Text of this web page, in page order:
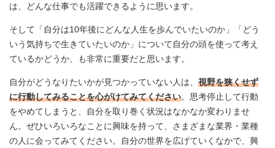
は、どんな仕事でも活躍できるように思います。
そして「自分は10年後にどんな人生を歩んでいたいのか」「どう
いう気持ちで生きていたいのか」について自分の頭を使って考え
ているかどうか、も非常に重要だと思います。
自分がどうなりたいかが見つかっていない人は、 視野を狭くせず
に行動してみることを心がけてみてください。思考停止して行動
をやめてしまうと、自分を取り巻く状況はなかなか変わりませ
ん。ぜひいろいろなことに興味を持って、さまざまな業界・業種
の人に会ってみてください。自分の世界を広げていくなかで、興